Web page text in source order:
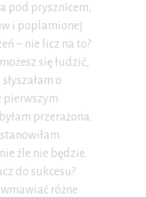
pod prysznicem,
i poplamionej
– nie licz na to?
się łudzić,
o
pierwszym
przerażona.
źle nie będzie.
do sukcesu?
różne